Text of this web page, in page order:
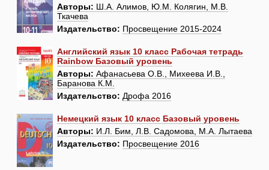
Авторы: Ш.А. Алимов, Ю.М. Колягин, М.В.
Ткачева
Издательство: Просвещение 2015-2024
Английский язык 10 класс Рабочая тетрадь
Rainbow Базовый уровень
Авторы: Афанасьева О.В., Михеева И.В.,
Баранова К.М.
Издательство: Дрофа 2016
Немецкий язык 10 класс Базовый уровень
Авторы: И.Л. Бим, Л.В. Садомова, М.А. Лытаева
Издательство: Просвещение 2016